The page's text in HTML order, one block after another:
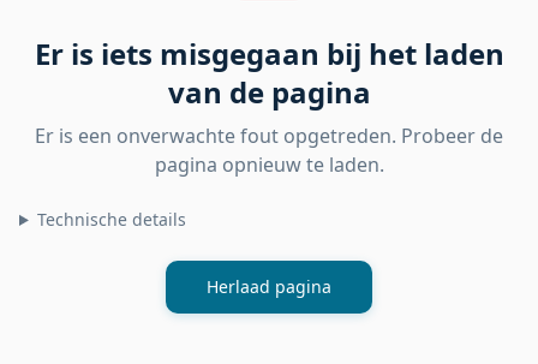
Er is iets misgegaan bij het laden
van de pagina
Er is een onverwachte fout opgetreden. Probeer de
pagina opnieuw te laden.
Technische details
Herlaad pagina